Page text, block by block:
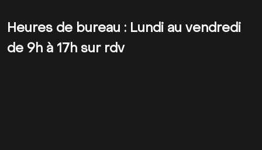
Heures de bureau : Lundi au vendredi
de 9h à 17h sur rdv